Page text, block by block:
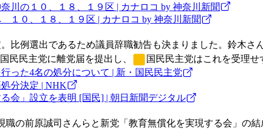
立民県連、次期衆院選巡り新人３氏の上申了承 神奈川の１０、１８、１９区 | カナロコ by 神奈川新聞
次期衆院選 立民が神奈川小選挙区で３新人擁立へ １０、１８、１９区 | カナロコ by 神奈川新聞
比例選出であるため議員辞職勧告も決まりました。鈴木さ
国民民主党に離党届を提出し、 国民民主党はこれを受理せ
った4名の処分について | 新・国民民主党
分決定 | NHK
会」設立を表明 [国民] | 朝日新聞デジタル
職の前原誠司さんらと新党「教育無償化を実現する会」の